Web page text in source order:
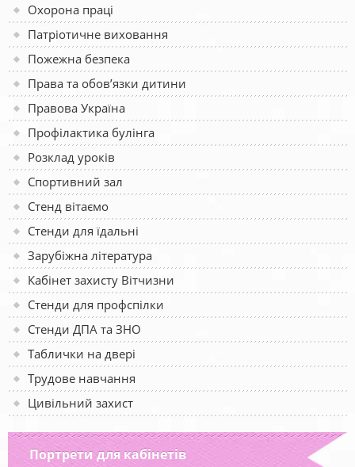
Охорона праці
Патріотичне виховання
Пожежна безпека
Права та обов’язки дитини
Правова Україна
Профілактика булінга
Розклад уроків
Спортивний зал
Стенд вітаємо
Стенди для їдальні
Зарубіжна література
Кабінет захисту Вітчизни
Стенди для профспілки
Стенди ДПА та ЗНО
Таблички на двері
Трудове навчання
Цивільний захист
Портрети для кабінетів